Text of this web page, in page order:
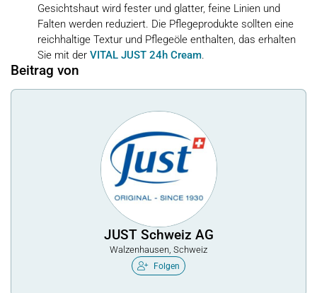
Gesichtshaut wird fester und glatter, feine Linien und
Falten werden reduziert. Die Pflegeprodukte sollten eine
reichhaltige Textur und Pflegeöle enthalten, das erhalten
Sie mit der VITAL JUST 24h Cream.
Beitrag von
JUST Schweiz AG
Walzenhausen, Schweiz
Folgen